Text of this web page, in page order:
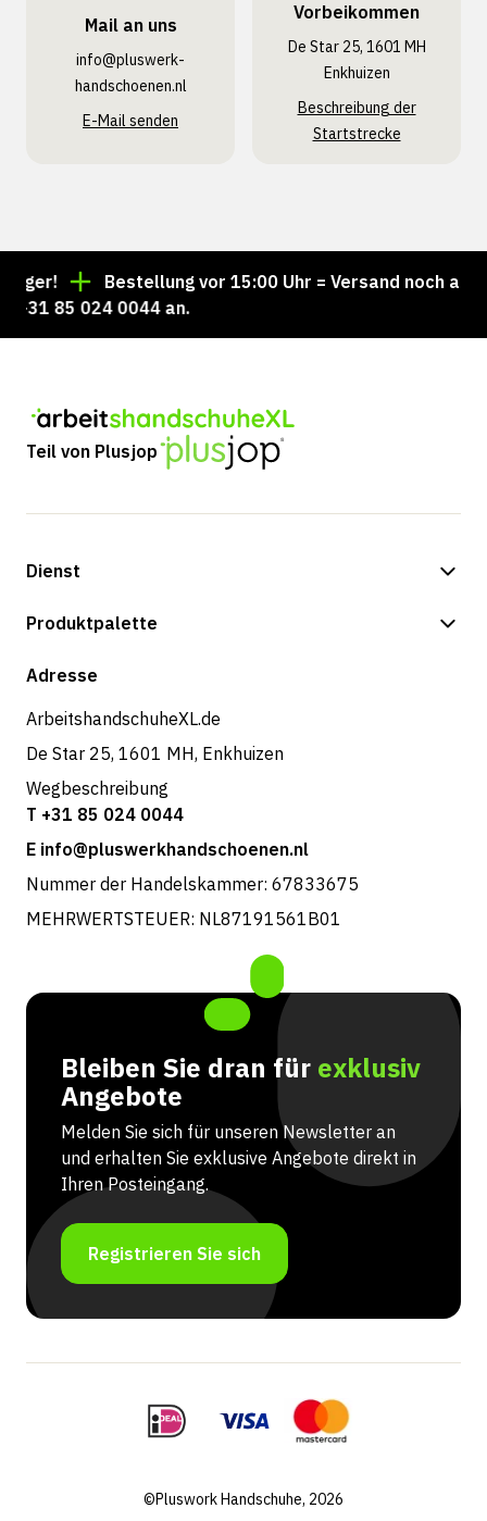
Mail an uns
info@pluswerk­
handschoenen.nl
E-Mail senden
Vorbeikommen
De Star 25, 1601 MH
Enkhuizen
Beschreibung der
Startstrecke
Bestellung vor 15:00 Uhr = Versand noch am
85 024 0044 an.
Teil von Plusjop
Dienst
Zahlungsmöglichkeiten
Rücksendungen und Service
Produktpalette
Shop
Adresse
ArbeitshandschuheXL.de
De Star 25, 1601 MH, Enkhuizen
Wegbeschreibung
T +31 85 024 0044
E info@pluswerkhandschoenen.nl
Nummer der Handelskammer: 67833675
MEHRWERTSTEUER: NL87191561B01
Bleiben Sie dran für exklusiv
Angebote
Melden Sie sich für unseren Newsletter an
und erhalten Sie exklusive Angebote direkt in
Ihren Posteingang.
Registrieren Sie sich
©Pluswork Handschuhe, 2026